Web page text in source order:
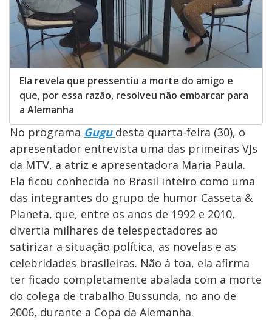
Ela revela que pressentiu a morte do amigo e
que, por essa razão, resolveu não embarcar para
a Alemanha
No programa Gugu desta quarta-feira (30), o
apresentador entrevista uma das primeiras VJs
da MTV, a atriz e apresentadora Maria Paula.
Ela ficou conhecida no Brasil inteiro como uma
das integrantes do grupo de humor Casseta &
Planeta, que, entre os anos de 1992 e 2010,
divertia milhares de telespectadores ao
satirizar a situação política, as novelas e as
celebridades brasileiras. Não à toa, ela afirma
ter ficado completamente abalada com a morte
do colega de trabalho Bussunda, no ano de
2006, durante a Copa da Alemanha.